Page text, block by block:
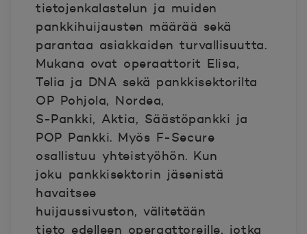
tietojenkalastelun ja muiden
pankkihuijausten määrää sekä
parantaa asiakkaiden turvallisuutta.
Mukana ovat operaattorit Elisa,
Telia ja DNA sekä pankkisektorilta
OP Pohjola, Nordea,
S-Pankki, Aktia, Säästöpankki ja
POP Pankki. Myös F-Secure
osallistuu yhteistyöhön. Kun
joku pankkisektorin jäsenistä
havaitsee
huijaussivuston, välitetään
tieto edelleen operaattoreille, jotka